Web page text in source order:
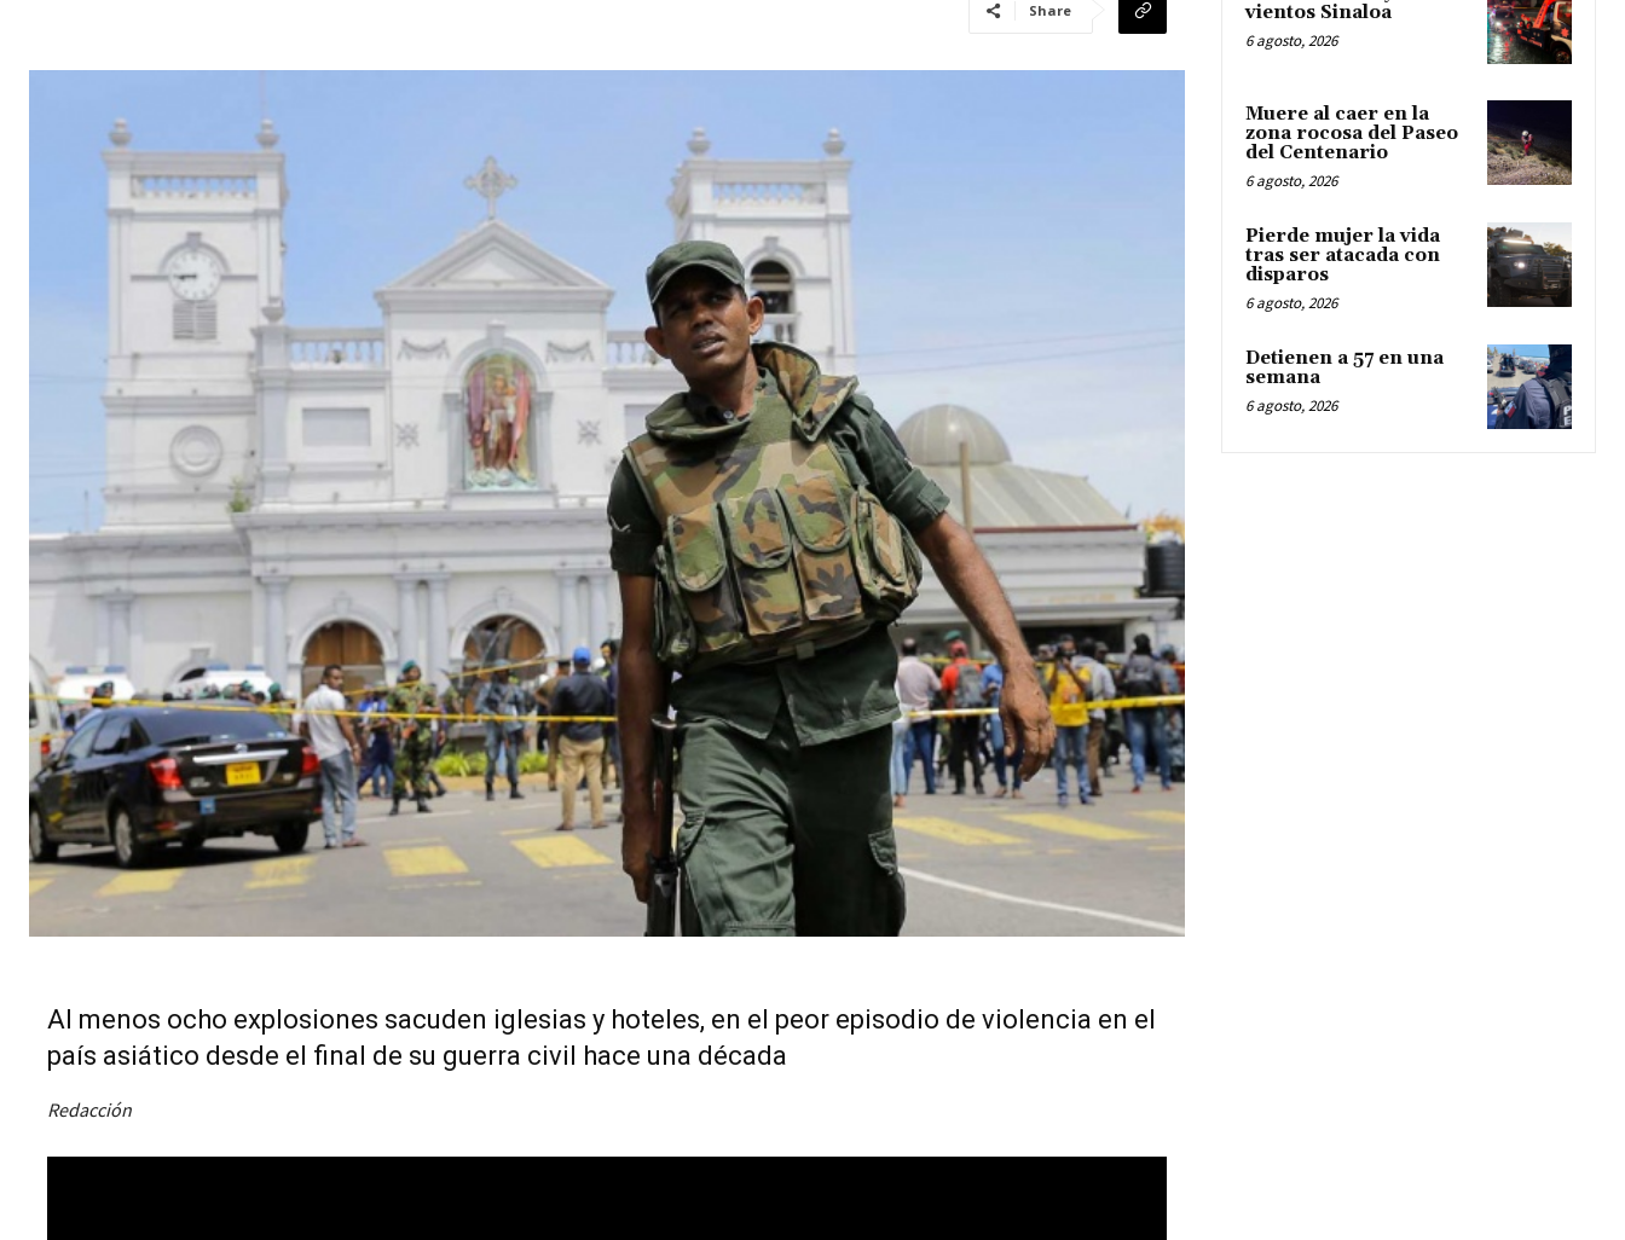
Share
Al menos ocho explosiones sacuden iglesias y hoteles, en el peor episodio de violencia en el
país asiático desde el final de su guerra civil hace una década
Redacción
vientos Sinaloa
6 agosto, 2026
Muere al caer en la
zona rocosa del Paseo
del Centenario
6 agosto, 2026
Pierde mujer la vida
tras ser atacada con
disparos
6 agosto, 2026
Detienen a 57 en una
semana
6 agosto, 2026